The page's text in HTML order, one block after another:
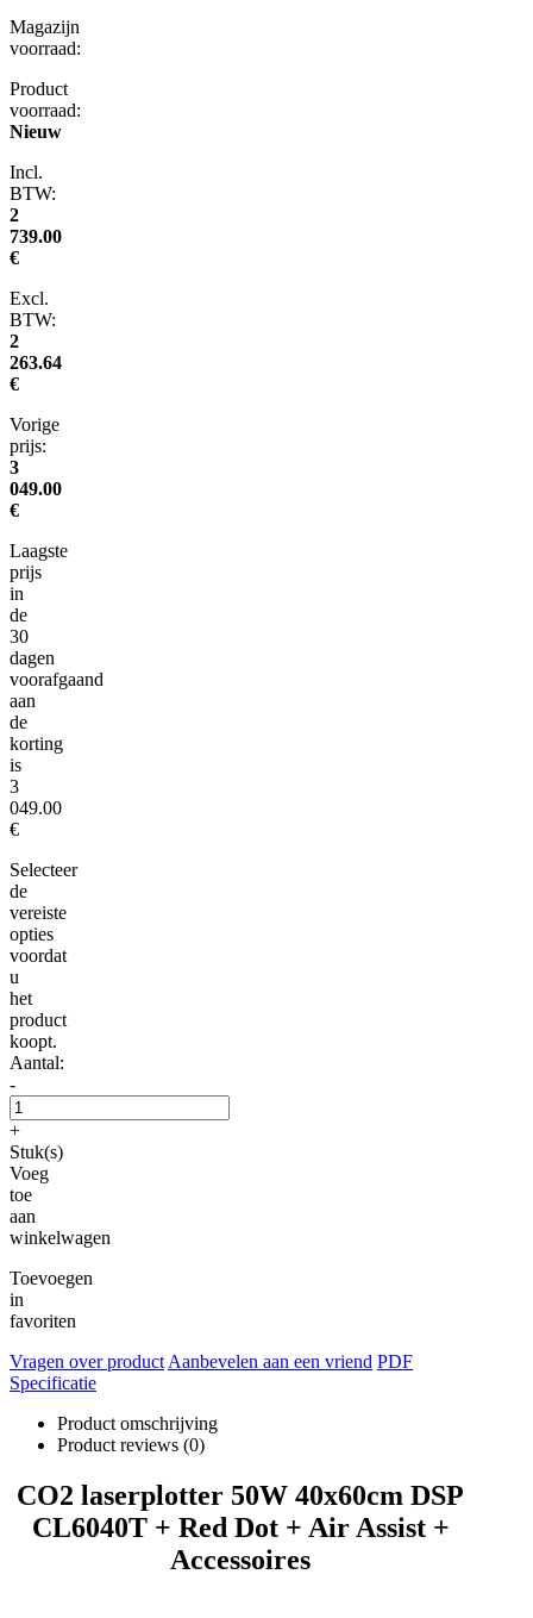
Magazijn
voorraad:
Product
voorraad:
Nieuw
Incl.
BTW:
2
739.00
€
Excl.
BTW:
2
263.64
€
Vorige
prijs:
3
049.00
€
Laagste
prijs
in
de
30
dagen
voorafgaand
aan
de
korting
is
3
049.00
€
Selecteer
de
vereiste
opties
voordat
u
het
product
koopt.
Aantal:
-
+
Stuk(s)
Voeg
toe
aan
winkelwagen
Toevoegen
in
favoriten
Vragen over product Aanbevelen aan een vriend PDF
Specificatie
Product omschrijving
Product reviews (0)
CO2 laserplotter 50W 40x60cm DSP
CL6040T + Red Dot + Air Assist +
Accessoires